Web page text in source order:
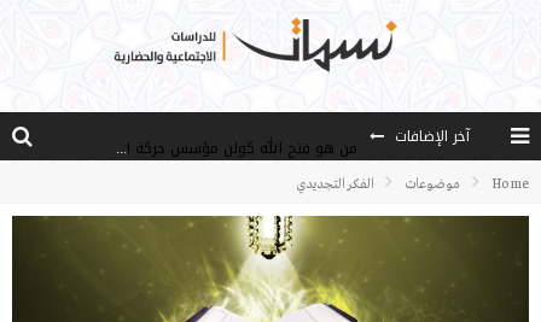
آخر الإضافات
الأستاذ عالما عارفا حكيما
مصادر العلم وسببه
Home موضوعات الفكر التجديدي